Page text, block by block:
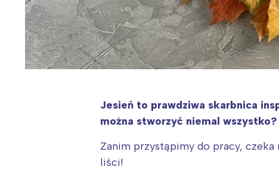
Jesień to prawdziwa skarbnica
można stworzyć niemal
Zanim przystąpimy do pracy,
liści!